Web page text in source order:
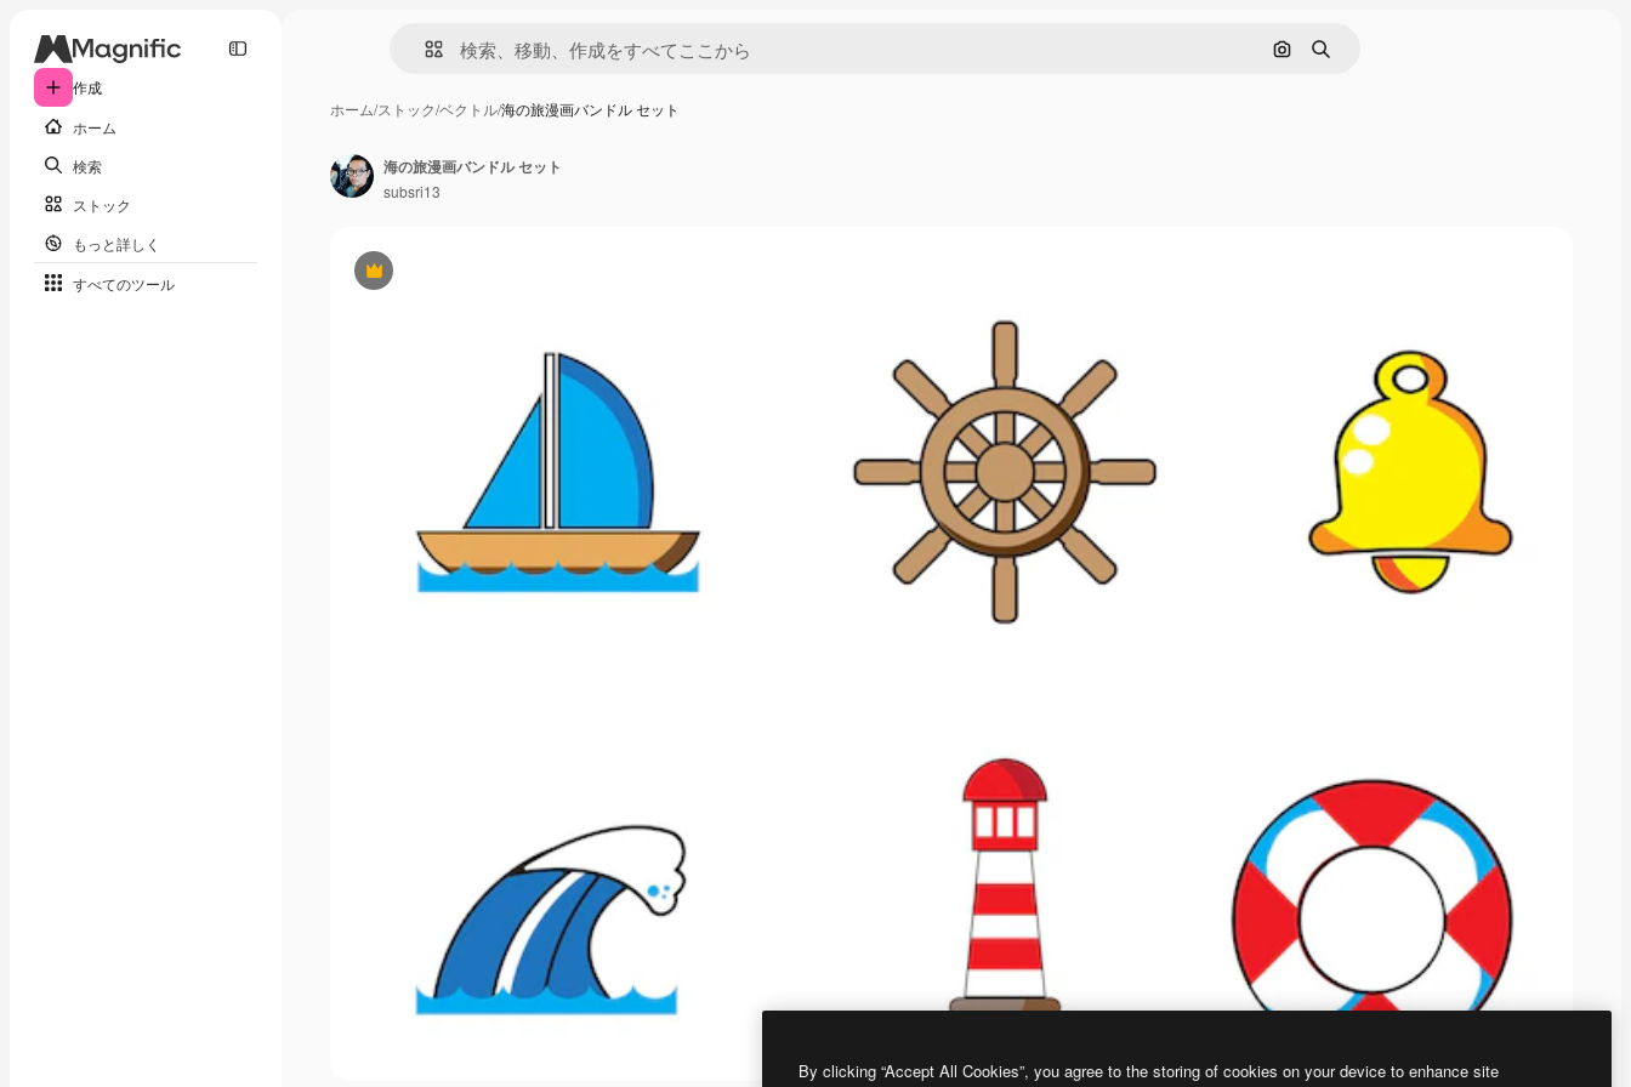
作成
ホーム
検索
ストック
もっと詳しく
すべてのツール
画像で検索
検索
ホーム/ストック/ベクトル/海の旅漫画バンドル セット
Premium
海の旅漫画バンドル セット
subsri13
By clicking “Accept All Cookies”, you agree to the storing of cookies on your device to enhance site